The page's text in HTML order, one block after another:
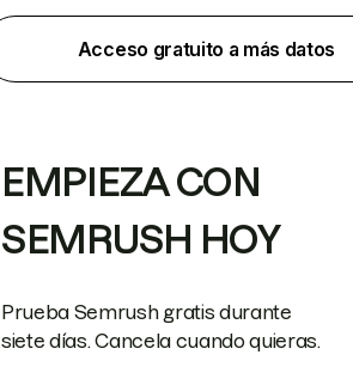
Acceso gratuito a más datos
EMPIEZA CON
SEMRUSH HOY
Prueba Semrush gratis durante
siete días. Cancela cuando quieras.